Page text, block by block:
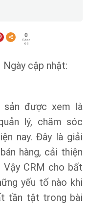
0
Shar
es
cập nhật:
sản được xem là
lý, chăm sóc
nay. Đây là giải
hàng, cải thiện
Vậy CRM cho bất
yếu tố nào khi
tần tật trong bài